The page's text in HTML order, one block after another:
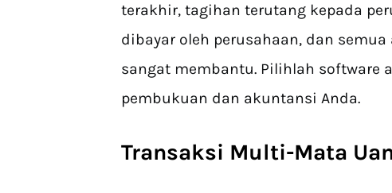
terakhir, tagihan terutang kepada
dibayar oleh perusahaan, dan
sangat membantu. Pilihlah software
pembukuan dan akuntansi Anda.
Transaksi Multi-Mata